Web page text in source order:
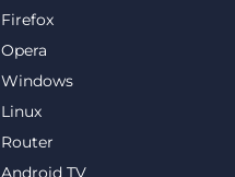
Firefox
Opera
Windows
Linux
Router
Android TV